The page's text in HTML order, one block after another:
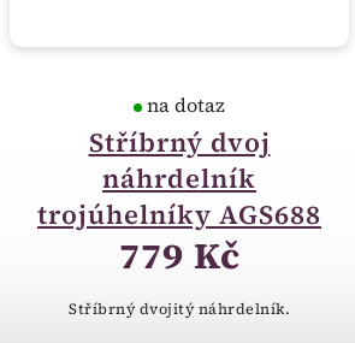
Stříbrný dvoj
náhrdelník
trojúhelníky AGS688
na dotaz
779 Kč
Stříbrný dvojitý náhrdelník.